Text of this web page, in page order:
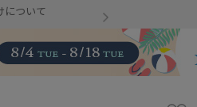
について